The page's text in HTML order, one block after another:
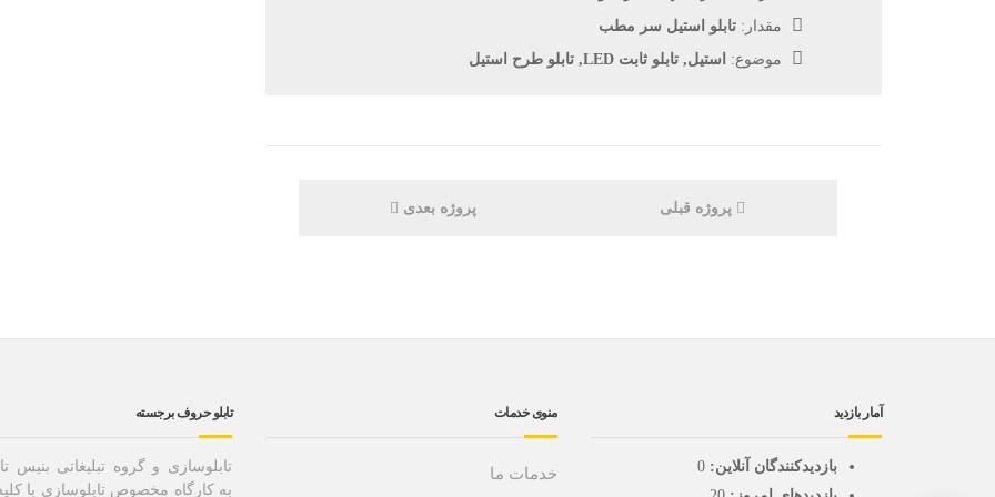
مقدار: تابلو استیل سر مطب
موضوع:
استیل, تابلو ثابت LED, تابلو طرح استیل
پروژه قبلی پروژه بعدی
آمار بازدید
بازدیدکنندگان آنلاین: 0
منوی خدمات
خدمات ما
تابلو حروف برجسته
تابلوسازی و گروه تبلیغاتی بنیس
به کارگاه مخصوص تابلوسازی با